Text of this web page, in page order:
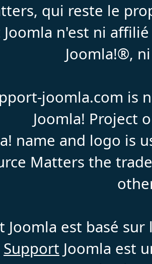
qui reste le
n'est ni
Joomla!®,
joomla.com is
Joomla! Project
name and logo is
Matters the
Joomla est basé
Support Joomla est